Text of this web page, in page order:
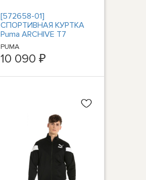
[572658-01]
СПОРТИВНАЯ КУРТКА
Puma ARCHIVE T7
мужская
PUMA
10 090 ₽